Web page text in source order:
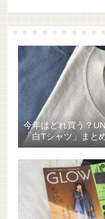
今年はどれ買う？
「白Tシャツ」まと